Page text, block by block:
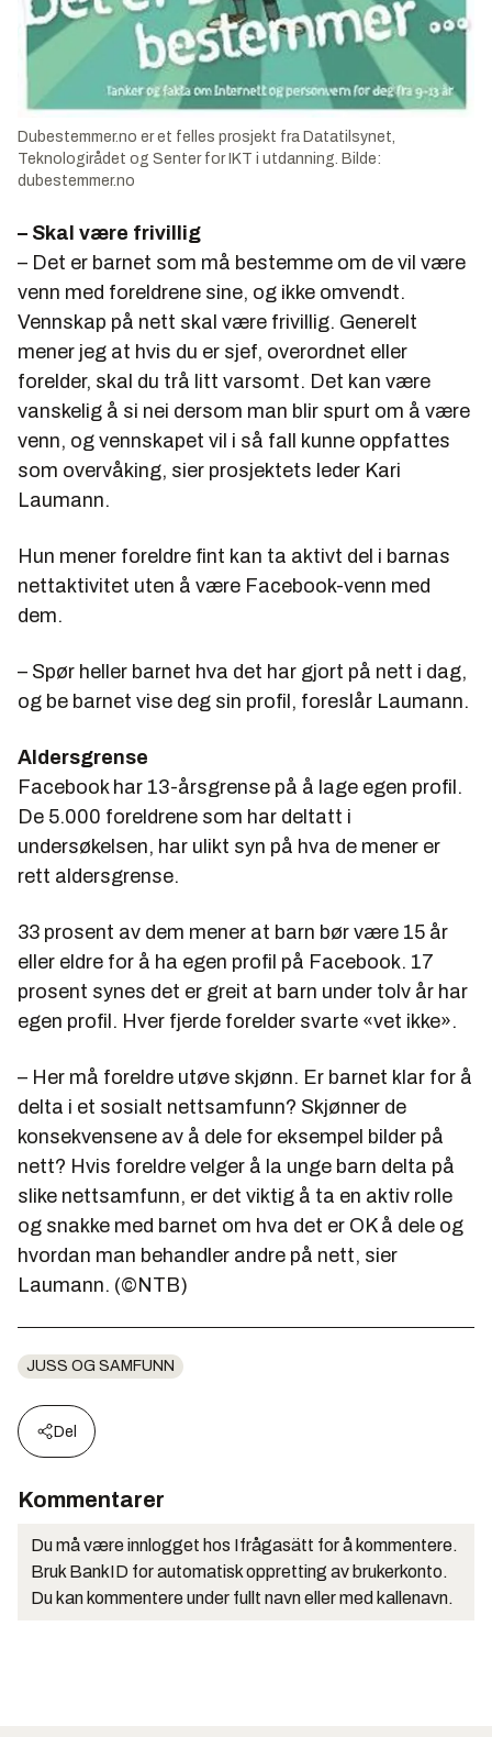
Dubestemmer.no er et felles prosjekt fra Datatilsynet,
Teknologirådet og Senter for IKT i utdanning. Bilde:
dubestemmer.no
– Skal være frivillig
– Det er barnet som må bestemme om de vil være
venn med foreldrene sine, og ikke omvendt.
Vennskap på nett skal være frivillig. Generelt
mener jeg at hvis du er sjef, overordnet eller
forelder, skal du trå litt varsomt. Det kan være
vanskelig å si nei dersom man blir spurt om å være
venn, og vennskapet vil i så fall kunne oppfattes
som overvåking, sier prosjektets leder Kari
Laumann.
Hun mener foreldre fint kan ta aktivt del i barnas
nettaktivitet uten å være Facebook-venn med
dem.
– Spør heller barnet hva det har gjort på nett i dag,
og be barnet vise deg sin profil, foreslår Laumann.
Aldersgrense
Facebook har 13-årsgrense på å lage egen profil.
De 5.000 foreldrene som har deltatt i
undersøkelsen, har ulikt syn på hva de mener er
rett aldersgrense.
33 prosent av dem mener at barn bør være 15 år
eller eldre for å ha egen profil på Facebook. 17
prosent synes det er greit at barn under tolv år har
egen profil. Hver fjerde forelder svarte «vet ikke».
– Her må foreldre utøve skjønn. Er barnet klar for å
delta i et sosialt nettsamfunn? Skjønner de
konsekvensene av å dele for eksempel bilder på
nett? Hvis foreldre velger å la unge barn delta på
slike nettsamfunn, er det viktig å ta en aktiv rolle
og snakke med barnet om hva det er OK å dele og
hvordan man behandler andre på nett, sier
Laumann. (©NTB)
JUSS OG SAMFUNN
Del
Kommentarer
Du må være innlogget hos Ifrågasätt for å kommentere.
Bruk BankID for automatisk oppretting av brukerkonto.
Du kan kommentere under fullt navn eller med kallenavn.